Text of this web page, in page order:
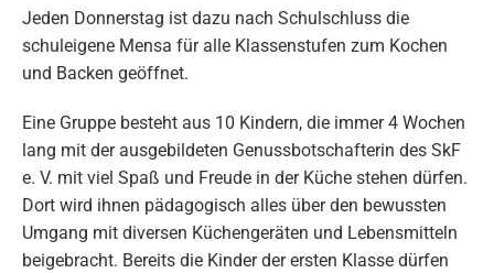
Jeden Donnerstag ist dazu nach Schulschluss die
schuleigene Mensa für alle Klassenstufen zum Kochen
und Backen geöffnet.
Eine Gruppe besteht aus 10 Kindern, die immer 4 Wochen
lang mit der ausgebildeten Genussbotschafterin des SkF
e. V. mit viel Spaß und Freude in der Küche stehen dürfen.
Dort wird ihnen pädagogisch alles über den bewussten
Umgang mit diversen Küchengeräten und Lebensmitteln
beigebracht. Bereits die Kinder der ersten Klasse dürfen